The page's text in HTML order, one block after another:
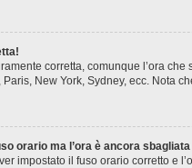
corretta, comunque l’ora
New York, Sydney, ecc. Nota
orario ma l’ora è ancora sbagliata
impostato il fuso orario corretto e